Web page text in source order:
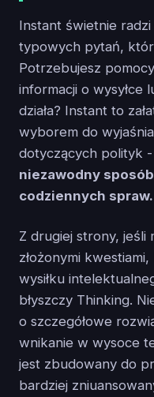
Instant świetnie
typowych pytań,
Potrzebujesz
informacji o wysyłce
działa? Instant to
wyborem do
dotyczących polityk -
niezawodny
codziennych spraw.
Z drugiej strony, jeśli
złożonymi
wysiłku
błyszczy Thinking.
o szczegółowe
wnikanie w wysoce
jest zbudowany do
bardziej